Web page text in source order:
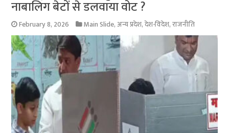
नाबालिग बेटों से डलवाया वोट ?
February 8, 2026 Main Slide,अन्य प्रदेश,देश-विदेश,राजनीति